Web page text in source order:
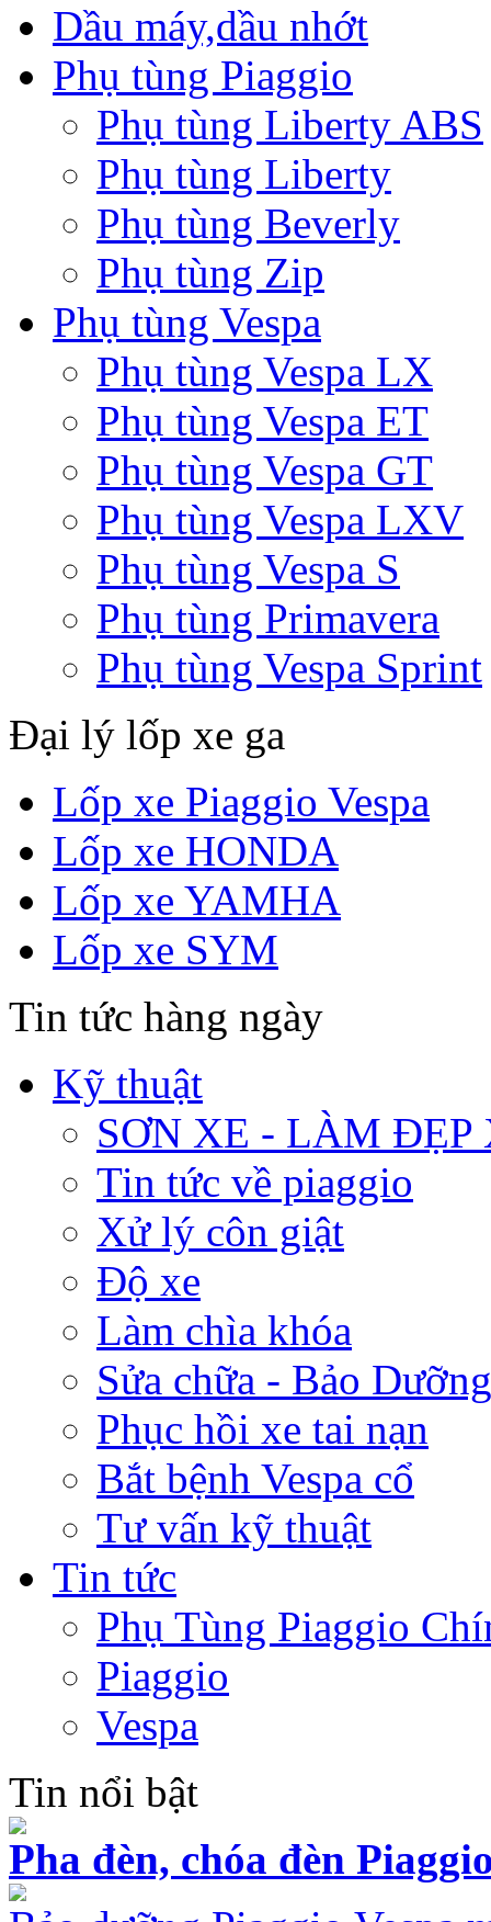
Dầu máy,dầu nhớt
Phụ tùng Piaggio
Phụ tùng Liberty ABS
Phụ tùng Liberty
Phụ tùng Beverly
Phụ tùng Zip
Phụ tùng Vespa
Phụ tùng Vespa LX
Phụ tùng Vespa ET
Phụ tùng Vespa GT
Phụ tùng Vespa LXV
Phụ tùng Vespa S
Phụ tùng Primavera
Phụ tùng Vespa Sprint
Đại lý lốp xe ga
Lốp xe Piaggio Vespa
Lốp xe HONDA
Lốp xe YAMHA
Lốp xe SYM
Tin tức hàng ngày
Kỹ thuật
SƠN XE - LÀM ĐẸP
Tin tức về piaggio
Xử lý côn giật
Độ xe
Làm chìa khóa
Sửa chữa - Bảo
Phục hồi xe tai nạn
Bắt bệnh Vespa cổ
Tư vấn kỹ thuật
Tin tức
Phụ Tùng Piaggio
Piaggio
Vespa
Tin nổi bật
Pha đèn, chóa đèn